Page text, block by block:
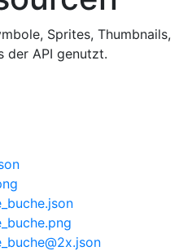
Sprites, Thumbnails,
der API genutzt.